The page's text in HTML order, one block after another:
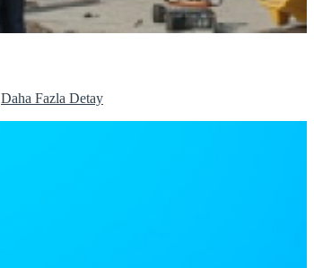
Daha Fazla Detay